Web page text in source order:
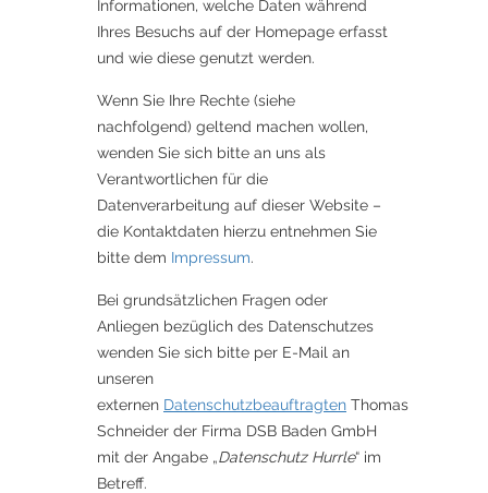
Informationen, welche Daten während
Ihres Besuchs auf der Homepage erfasst
und wie diese genutzt werden.
Wenn Sie Ihre Rechte (siehe
nachfolgend) geltend machen wollen,
wenden Sie sich bitte an uns als
Verantwortlichen für die
Datenverarbeitung auf dieser Website –
die Kontaktdaten hierzu entnehmen Sie
bitte dem Impressum.
Bei grundsätzlichen Fragen oder
Anliegen bezüglich des Datenschutzes
wenden Sie sich bitte per E-Mail an
unseren
externen Datenschutzbeauftragten Thomas
Schneider der Firma DSB Baden GmbH
mit der Angabe „Datenschutz Hurrle“ im
Betreff.